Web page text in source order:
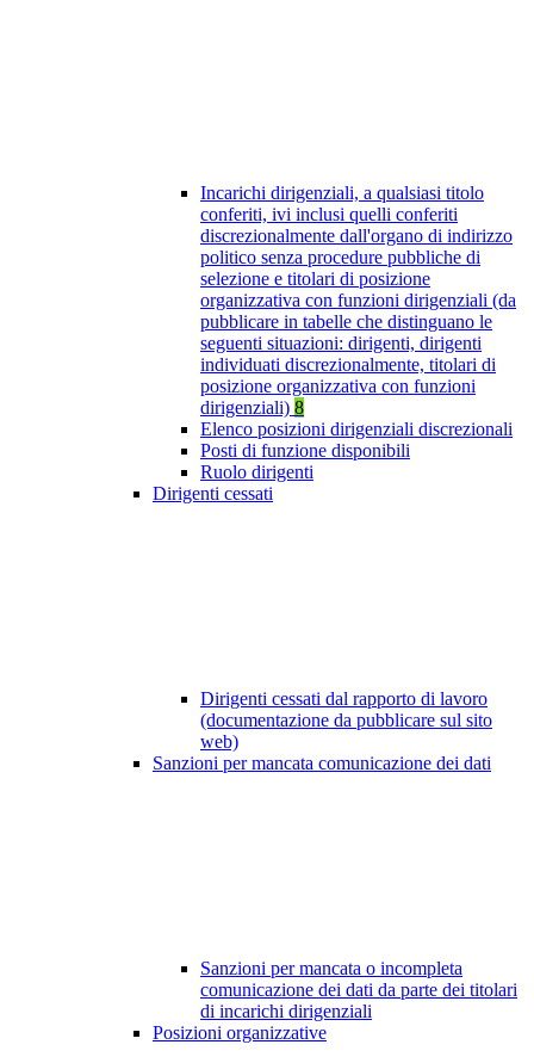
Incarichi dirigenziali, a qualsiasi titolo
conferiti, ivi inclusi quelli conferiti
discrezionalmente dall'organo di indirizzo
politico senza procedure pubbliche di
selezione e titolari di posizione
organizzativa con funzioni dirigenziali (da
pubblicare in tabelle che distinguano le
seguenti situazioni: dirigenti, dirigenti
individuati discrezionalmente, titolari di
posizione organizzativa con funzioni
dirigenziali) 8
Elenco posizioni dirigenziali discrezionali
Posti di funzione disponibili
Ruolo dirigenti
Dirigenti cessati
Dirigenti cessati dal rapporto di lavoro
(documentazione da pubblicare sul sito
web)
Sanzioni per mancata comunicazione dei dati
Sanzioni per mancata o incompleta
comunicazione dei dati da parte dei titolari
di incarichi dirigenziali
Posizioni organizzative